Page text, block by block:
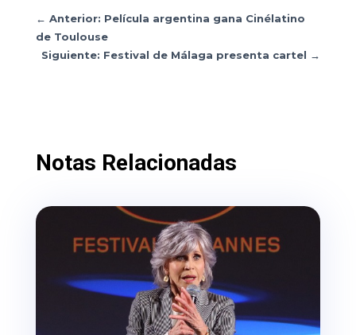
← Anterior: Película argentina gana Cinélatino
de Toulouse
Siguiente: Festival de Málaga presenta cartel →
Notas Relacionadas